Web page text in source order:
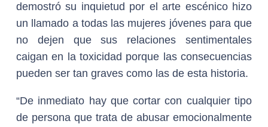
demostró su inquietud por el arte escénico hizo
un llamado a todas las mujeres jóvenes para que
no dejen que sus relaciones sentimentales
caigan en la toxicidad porque las consecuencias
pueden ser tan graves como las de esta historia.
“De inmediato hay que cortar con cualquier tipo
de persona que trata de abusar emocionalmente